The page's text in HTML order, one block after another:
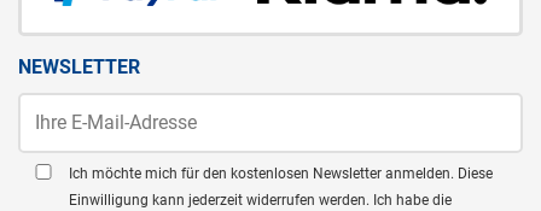
NEWSLETTER
Ich möchte mich für den kostenlosen Newsletter anmelden. Diese
Einwilligung kann jederzeit widerrufen werden. Ich habe die